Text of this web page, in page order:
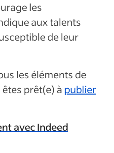
les
aux talents
de leur
les éléments de
prêt(e) à publier
avec Indeed